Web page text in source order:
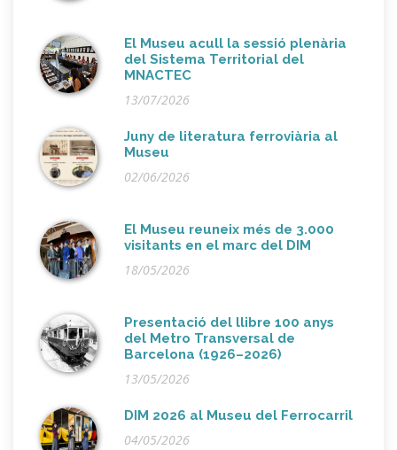
El Museu acull la sessió plenària
del Sistema Territorial del
MNACTEC
13/07/2026
Juny de literatura ferroviària al
Museu
02/06/2026
El Museu reuneix més de 3.000
visitants en el marc del DIM
18/05/2026
Presentació del llibre 100 anys
del Metro Transversal de
Barcelona (1926–2026)
13/05/2026
DIM 2026 al Museu del Ferrocarril
04/05/2026